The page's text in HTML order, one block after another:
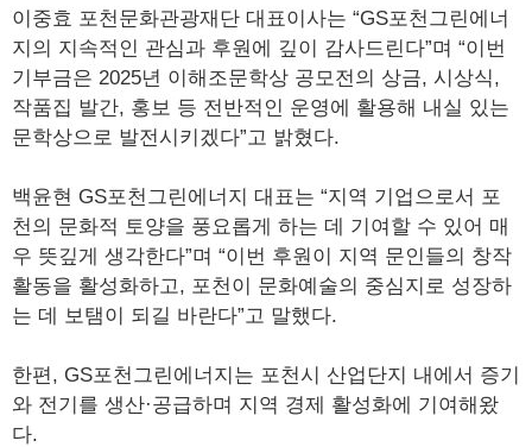
이중효 포천문화관광재단 대표이사는 “GS포천그린에너
지의 지속적인 관심과 후원에 깊이 감사드린다”며 “이번
기부금은 2025년 이해조문학상 공모전의 상금, 시상식,
작품집 발간, 홍보 등 전반적인 운영에 활용해 내실 있는
문학상으로 발전시키겠다”고 밝혔다.
백윤현 GS포천그린에너지 대표는 “지역 기업으로서 포
천의 문화적 토양을 풍요롭게 하는 데 기여할 수 있어 매
우 뜻깊게 생각한다”며 “이번 후원이 지역 문인들의 창작
활동을 활성화하고, 포천이 문화예술의 중심지로 성장하
는 데 보탬이 되길 바란다”고 말했다.
한편, GS포천그린에너지는 포천시 산업단지 내에서 증기
와 전기를 생산·공급하며 지역 경제 활성화에 기여해왔
다.